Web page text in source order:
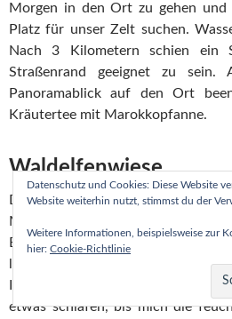
Morgen in den Ort zu gehen
Platz für unser Zelt suchen.
Nach 3 Kilometern schien ein
Straßenrand geeignet zu sein.
Panoramablick auf den Ort
Kräutertee mit Marokkopfanne.
Waldelfenwiese
Das Nachtleben von Fužine
Mitternacht gab eine Rockband
Bässe ließen fast meine
Irgendwann kehrte dann doch
etwas schlafen, bis mich die
Datenschutz und Cookies: Diese Website
Website weiterhin nutzt, stimmst du der
Weitere Informationen, beispielsweise zur
hier: Cookie-Richtlinie